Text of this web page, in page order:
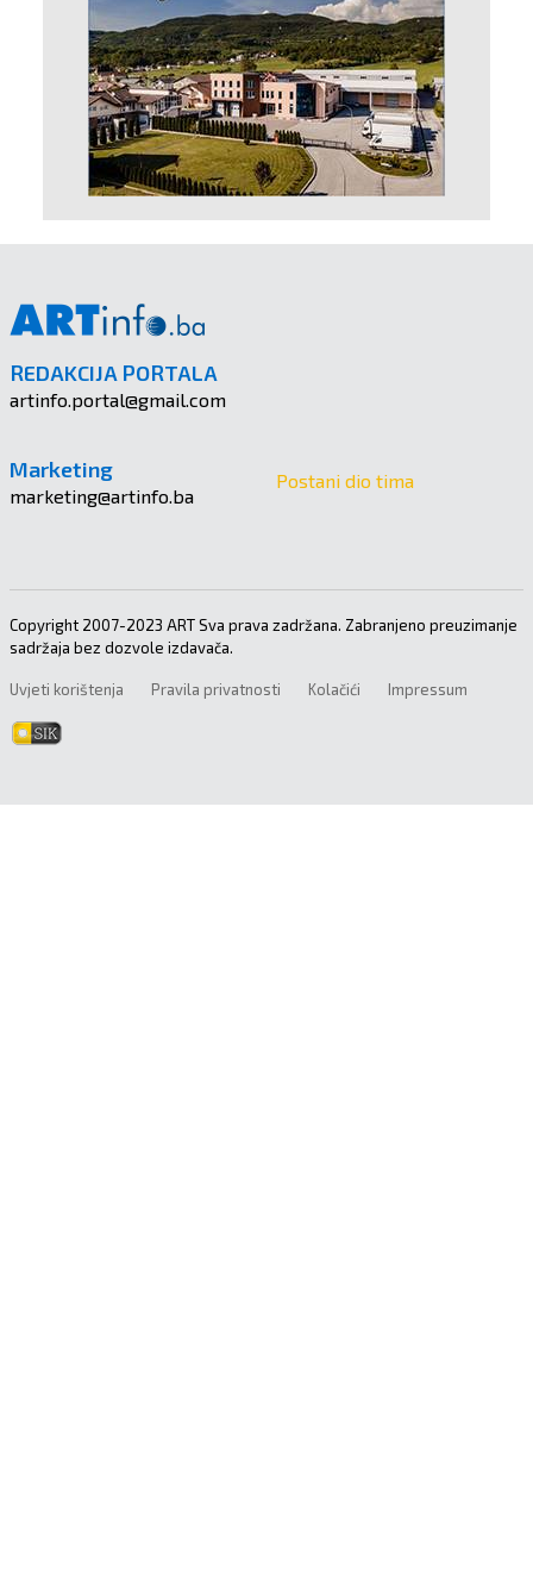
REDAKCIJA PORTALA
artinfo.portal@gmail.com
Marketing
marketing@artinfo.ba
Postani dio tima
Copyright 2007-2023 ART Sva prava zadržana. Zabranjeno preuzimanje
sadržaja bez dozvole izdavača.
Uvjeti korištenja Pravila privatnosti Kolačići Impressum